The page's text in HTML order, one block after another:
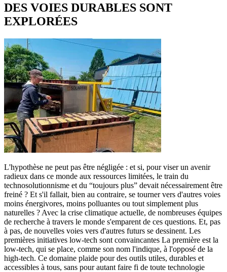
DES VOIES DURABLES SONT
EXPLORÉES
L'hypothèse ne peut pas être négligée : et si, pour viser un avenir
radieux dans ce monde aux ressources limitées, le train du
technosolutionnisme et du “toujours plus” devait nécessairement être
freiné ? Et s'il fallait, bien au contraire, se tourner vers d'autres voies
moins énergivores, moins polluantes ou tout simplement plus
naturelles ? Avec la crise climatique actuelle, de nombreuses équipes
de recherche à travers le monde s'emparent de ces questions. Et, pas
à pas, de nouvelles voies vers d'autres futurs se dessinent. Les
premières initiatives low-tech sont convaincantes La première est la
low-tech, qui se place, comme son nom l'indique, à l'opposé de la
high-tech. Ce domaine plaide pour des outils utiles, durables et
accessibles à tous, sans pour autant faire fi de toute technologie